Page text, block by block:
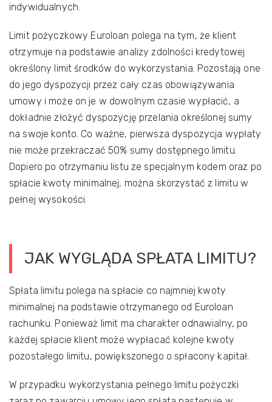
indywidualnych.
Limit pożyczkowy Euroloan polega na tym, że klient
otrzymuje na podstawie analizy zdolności kredytowej
określony limit środków do wykorzystania. Pozostają one
do jego dyspozycji przez cały czas obowiązywania
umowy i może on je w dowolnym czasie wypłacić, a
dokładnie złożyć dyspozycję przelania określonej sumy
na swoje konto. Co ważne, pierwsza dyspozycja wypłaty
nie może przekraczać 50% sumy dostępnego limitu.
Dopiero po otrzymaniu listu ze specjalnym kodem oraz po
spłacie kwoty minimalnej, można skorzystać z limitu w
pełnej wysokości.
JAK WYGLĄDA SPŁATA LIMITU?
Spłata limitu polega na spłacie co najmniej kwoty
minimalnej na podstawie otrzymanego od Euroloan
rachunku. Ponieważ limit ma charakter odnawialny, po
każdej spłacie klient może wypłacać kolejne kwoty
pozostałego limitu, powiększonego o spłacony kapitał.
W przypadku wykorzystania pełnego limitu pożyczki